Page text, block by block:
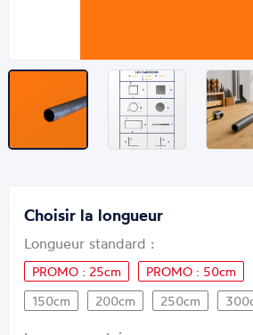
Choisir la longueur
Longueur standard :
PROMO : 25cm PROMO : 50cm
150cm
200cm 250cm